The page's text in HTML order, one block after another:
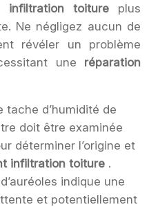
infiltration toiture plus
Ne négligez aucun de
révéler un problème
une réparation
tache d’humidité de
doit être examinée
déterminer l’origine et
infiltration toiture .
indique une
et potentiellement